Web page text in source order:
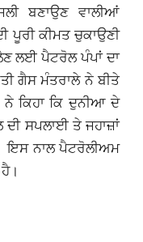
ਬਣਾਉਣ ਵਾਲੀਆਂ
ਪੂਰੀ ਕੀਮਤ ਚੁਕਾਉਣੀ
ਲਈ ਪੈਟਰੋਲ ਪੰਪਾਂ ਦਾ
ਗੈਸ ਮੰਤਰਾਲੇ ਨੇ ਬੀਤੇ
ਨੇ ਕਿਹਾ ਕਿ ਦੁਨੀਆ ਦੇ
ਸਪਲਾਈ ਤੇ ਜਹਾਜ਼ਾਂ
ਇਸ ਨਾਲ ਪੈਟਰੋਲੀਅਮ